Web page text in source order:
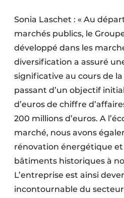
Sonia Laschet : « Au
marchés publics, le
développé dans les
diversification a assuré
significative au cours de
passant d’un objectif
d’euros de chiffre
200 millions d’euros. A
marché, nous avons
rénovation énergétique
bâtiments historiques à
L’entreprise est ainsi
incontournable du